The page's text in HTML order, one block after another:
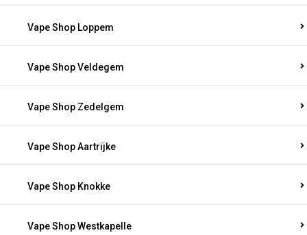
Vape Shop Loppem
Vape Shop Veldegem
Vape Shop Zedelgem
Vape Shop Aartrijke
Vape Shop Knokke
Vape Shop Westkapelle